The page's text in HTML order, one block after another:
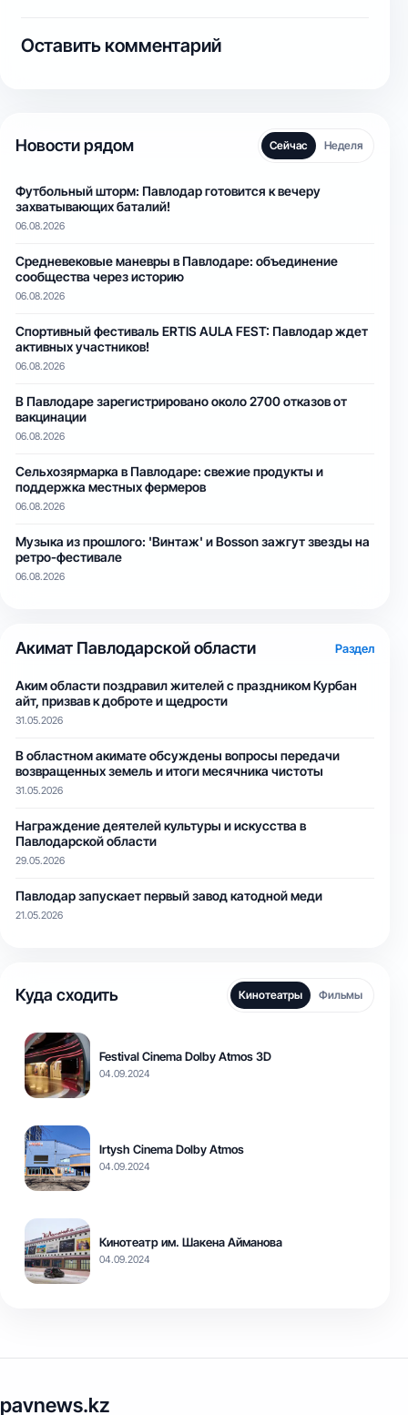
Оставить комментарий
Новости рядом Сейчас Неделя
Футбольный шторм: Павлодар готовится к вечеру
захватывающих баталий!
06.08.2026
Средневековые маневры в Павлодаре: объединение
сообщества через историю
06.08.2026
Спортивный фестиваль ERTIS AULA FEST: Павлодар ждет
активных участников!
06.08.2026
В Павлодаре зарегистрировано около 2700 отказов от
вакцинации
06.08.2026
Сельхозярмарка в Павлодаре: свежие продукты и
поддержка местных фермеров
06.08.2026
Музыка из прошлого: 'Винтаж' и Bosson зажгут звезды на
ретро-фестивале
06.08.2026
Акимат Павлодарской области Раздел
Аким области поздравил жителей с праздником Курбан
айт, призвав к доброте и щедрости
31.05.2026
В областном акимате обсуждены вопросы передачи
возвращенных земель и итоги месячника чистоты
31.05.2026
Награждение деятелей культуры и искусства в
Павлодарской области
29.05.2026
Павлодар запускает первый завод катодной меди
21.05.2026
Куда сходить Кинотеатры Фильмы
Festival Cinema Dolby Atmos 3D
04.09.2024
Irtysh Cinema Dolby Atmos
04.09.2024
Кинотеатр им. Шакена Айманова
04.09.2024
pavnews.kz